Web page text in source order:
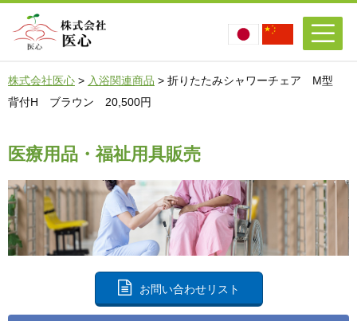
株式会社医心 > 入浴関連商品 > 折りたたみシャワーチェア M型
背付H ブラウン 20,500円
医療用品・福祉用具販売
お問い合わせリスト